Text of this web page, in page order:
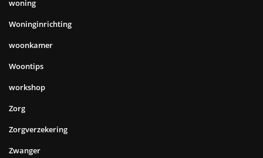
woning
Woninginrichting
woonkamer
Woontips
workshop
Zorg
Zorgverzekering
Zwanger